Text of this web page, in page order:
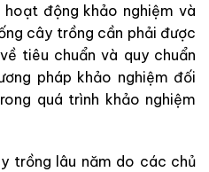
hoạt động khảo nghiệm và
cây trồng cần phải được
tiêu chuẩn và quy chuẩn
pháp khảo nghiệm đối
quá trình khảo nghiệm
trồng lâu năm do các chủ